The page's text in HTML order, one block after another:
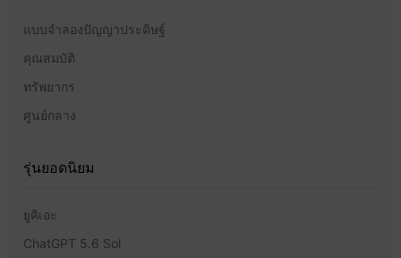
แบบจำลองปัญญาประดิษฐ์
คุณสมบัติ
ทรัพยากร
ศูนย์กลาง
รุ่นยอดนิยม
ยูคิเอะ
ChatGPT 5.6 Sol